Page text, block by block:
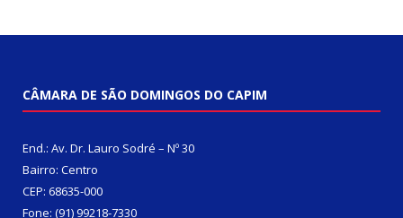
CÂMARA DE SÃO DOMINGOS DO CAPIM
End.: Av. Dr. Lauro Sodré – Nº 30
Bairro: Centro
CEP: 68635-000
Fone: (91) 99218-7330